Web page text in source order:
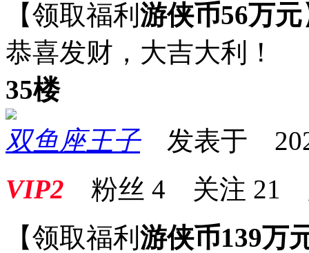
【领取福利 游侠币56万元
恭喜发财，大吉大利！
35楼
双鱼座王子发表于
VIP2 粉丝 4 关注 21
【领取福利 游侠币139万